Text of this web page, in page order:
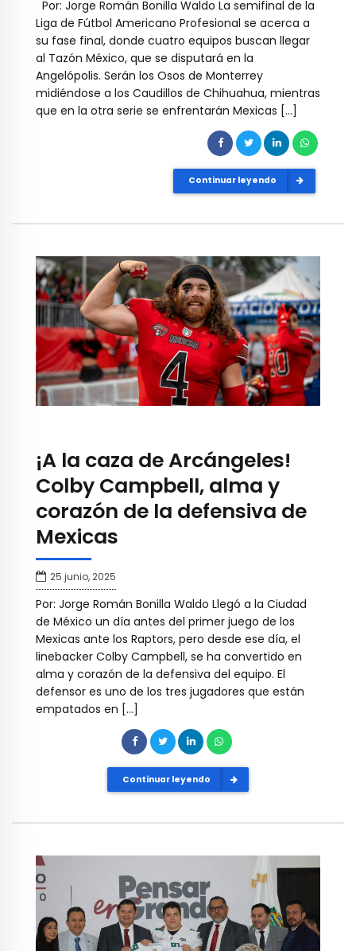
Por: Jorge Román Bonilla Waldo La semifinal de la
Liga de Fútbol Americano Profesional se acerca a
su fase final, donde cuatro equipos buscan llegar
al Tazón México, que se disputará en la
Angelópolis. Serán los Osos de Monterrey
midiéndose a los Caudillos de Chihuahua, mientras
que en la otra serie se enfrentarán Mexicas […]
Continuar leyendo
¡A la caza de Arcángeles!
Colby Campbell, alma y
corazón de la defensiva de
Mexicas
25 junio, 2025
Por: Jorge Román Bonilla Waldo Llegó a la Ciudad
de México un día antes del primer juego de los
Mexicas ante los Raptors, pero desde ese día, el
linebacker Colby Campbell, se ha convertido en
alma y corazón de la defensiva del equipo. El
defensor es uno de los tres jugadores que están
empatados en […]
Continuar leyendo